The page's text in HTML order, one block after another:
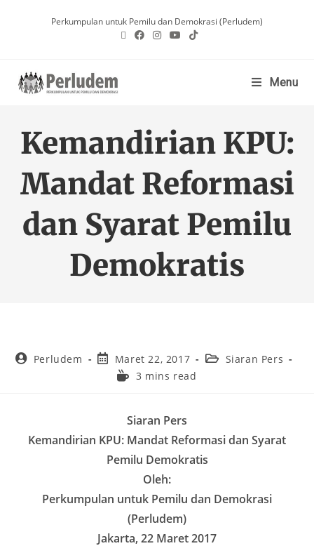
Perkumpulan untuk Pemilu dan Demokrasi (Perludem)
Menu
Kemandirian KPU:
Mandat Reformasi
dan Syarat Pemilu
Demokratis
Perludem Maret 22, 2017
Siaran Pers
3 mins read
Siaran Pers
Kemandirian KPU: Mandat Reformasi dan Syarat
Pemilu Demokratis
Oleh:
Perkumpulan untuk Pemilu dan Demokrasi
(Perludem)
Jakarta, 22 Maret 2017